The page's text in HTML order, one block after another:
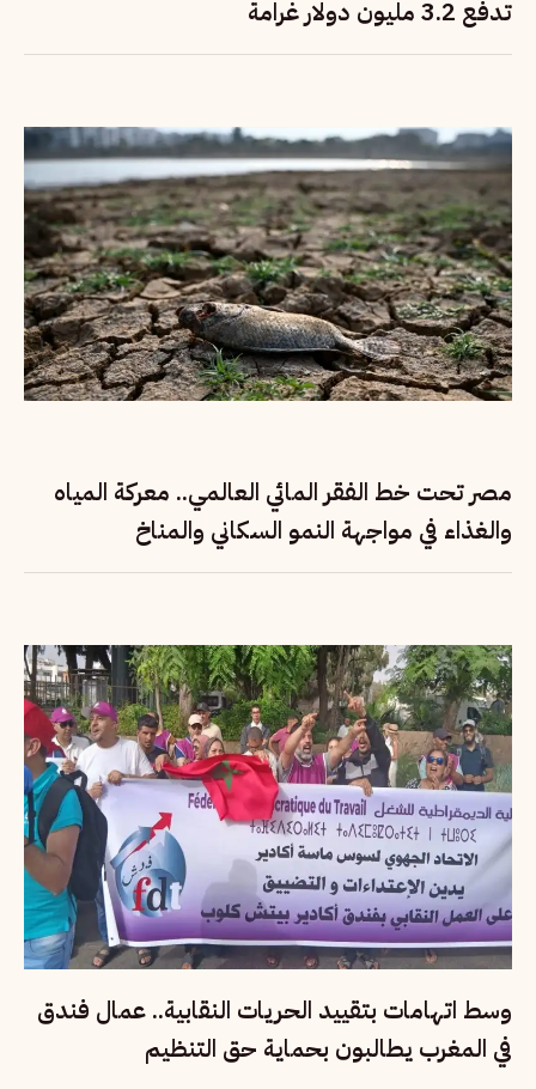
تدفع 3.2 مليون دولار غرامة
مصر تحت خط الفقر المائي العالمي.. معركة المياه
والغذاء في مواجهة النمو السكاني والمناخ
وسط اتهامات بتقييد الحريات النقابية.. عمال فندق
في المغرب يطالبون بحماية حق التنظيم